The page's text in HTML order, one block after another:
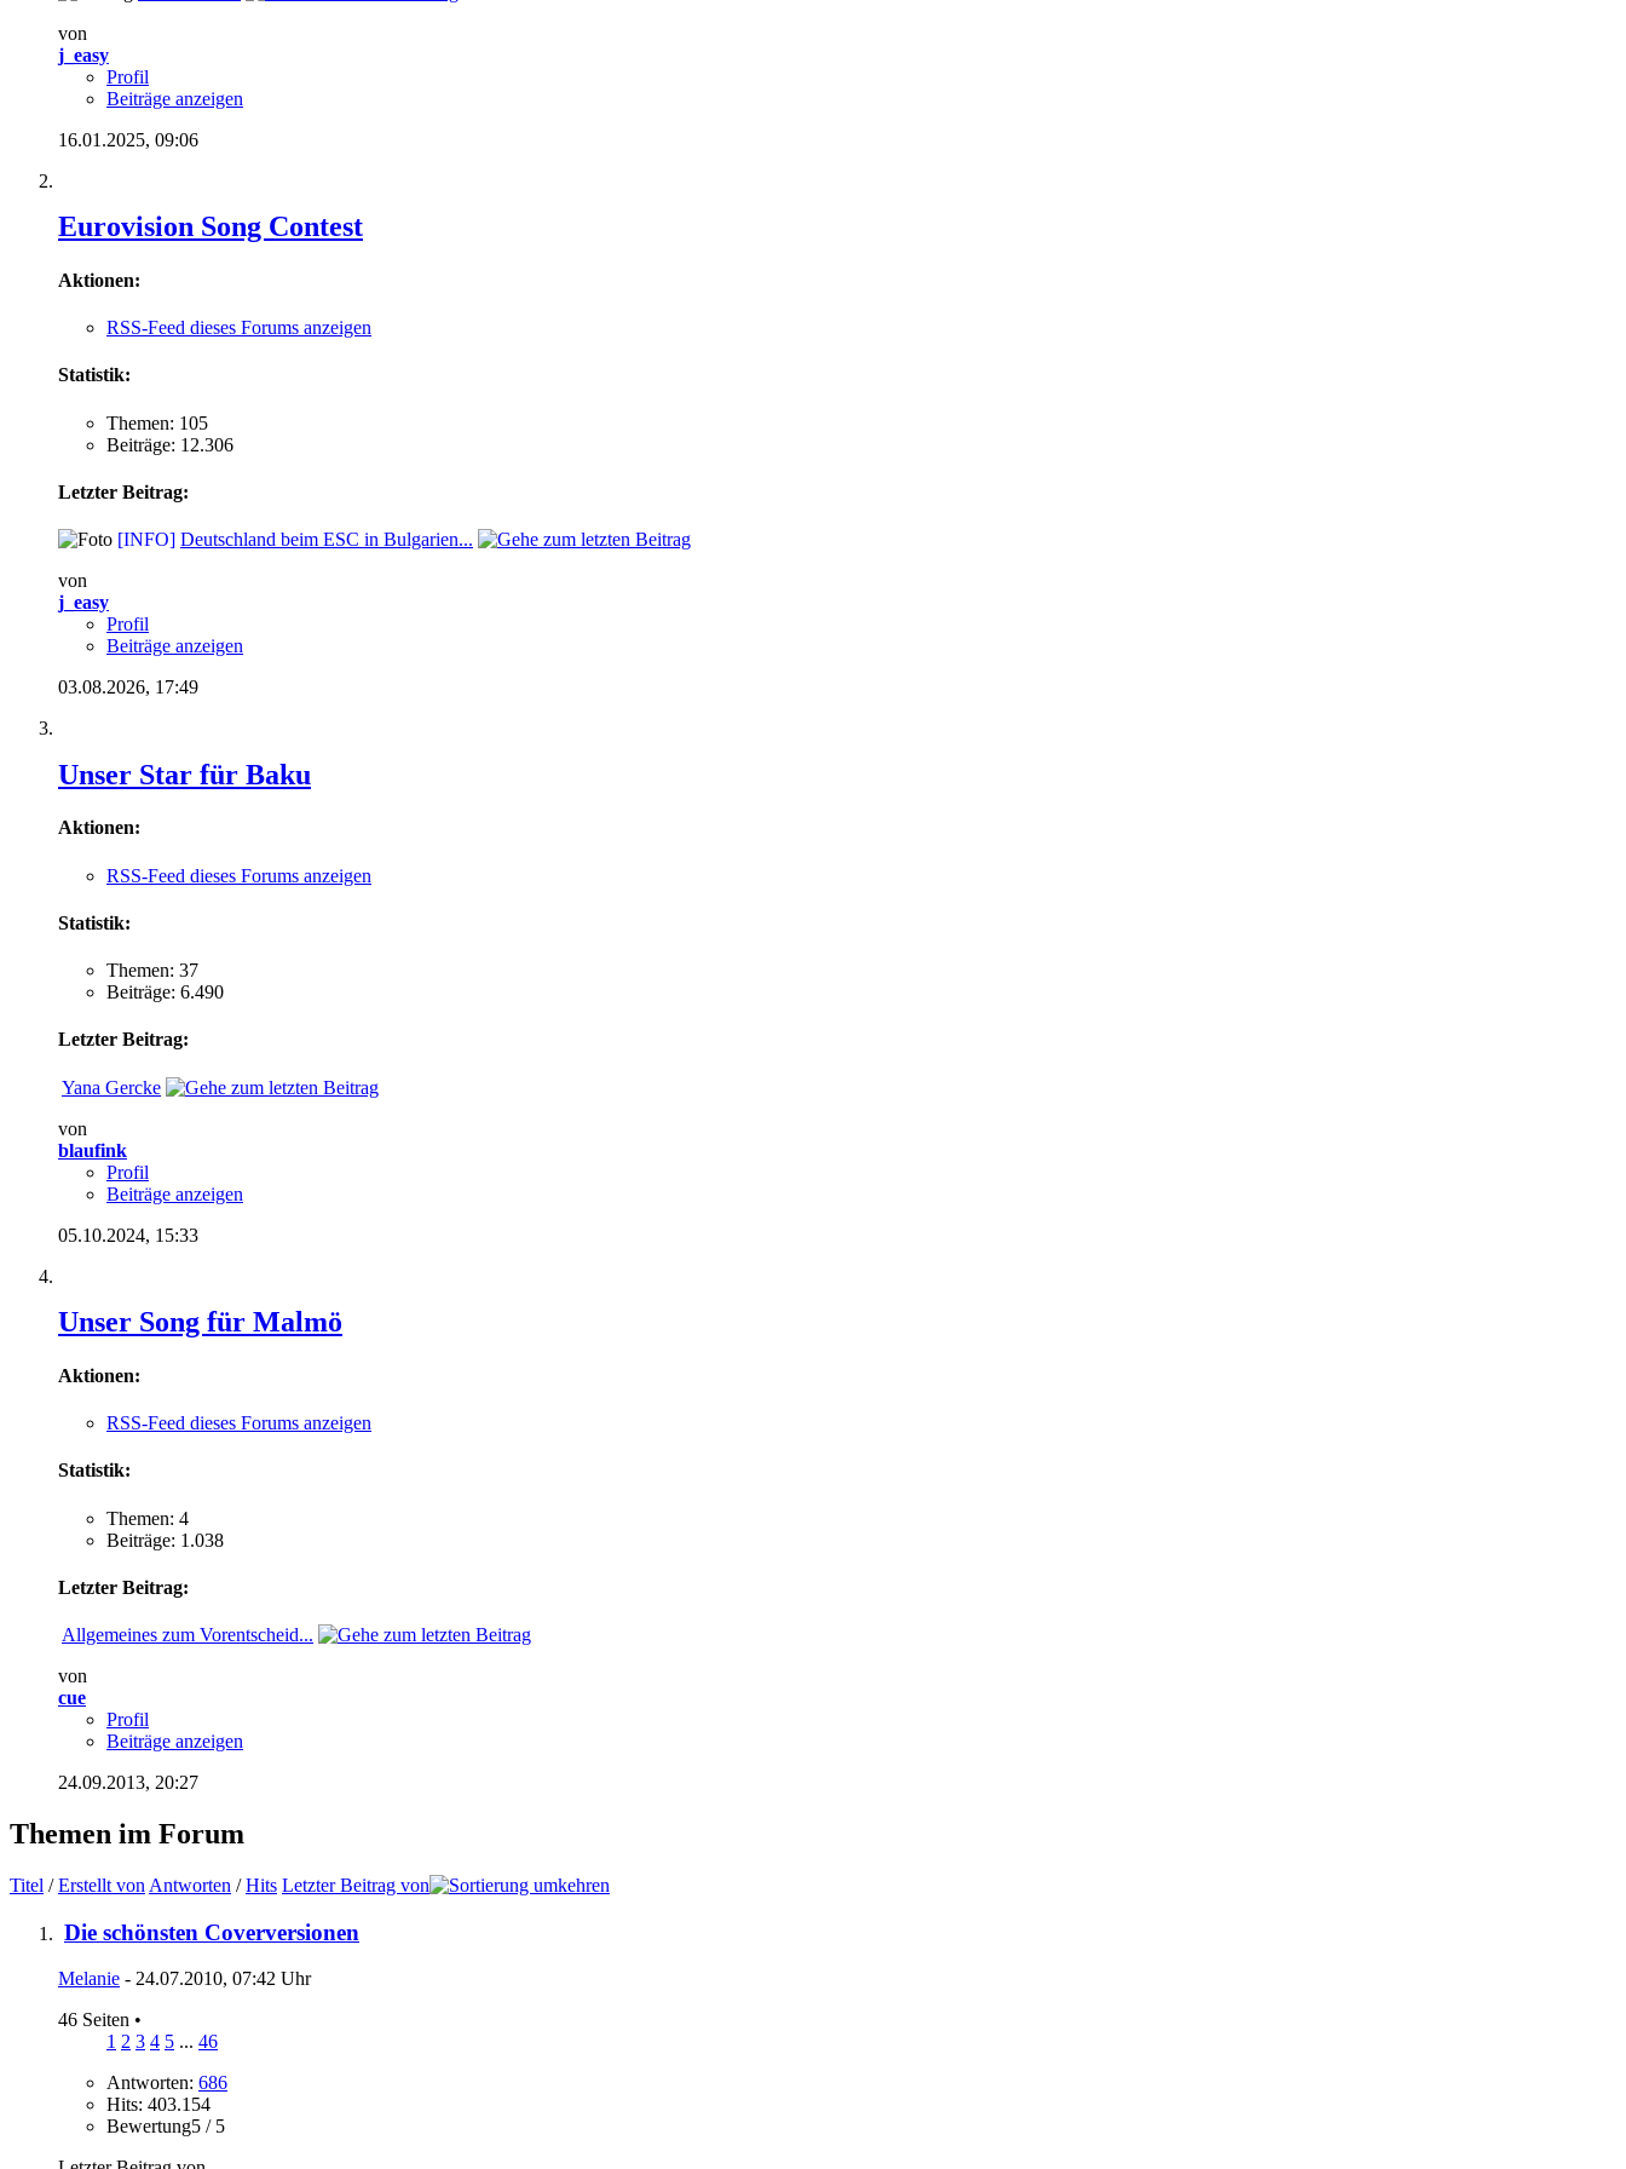
von
j_easy
Profil
Beiträge anzeigen
16.01.2025, 09:06
Eurovision Song Contest
Aktionen:
RSS-Feed dieses Forums anzeigen
Statistik:
Themen: 105
Beiträge: 12.306
Letzter Beitrag:
[INFO] Deutschland beim ESC in Bulgarien...
von
j_easy
Profil
Beiträge anzeigen
03.08.2026, 17:49
Unser Star für Baku
Aktionen:
RSS-Feed dieses Forums anzeigen
Statistik:
Themen: 37
Beiträge: 6.490
Letzter Beitrag:
Yana Gercke
von
blaufink
Profil
Beiträge anzeigen
05.10.2024, 15:33
Unser Song für Malmö
Aktionen:
RSS-Feed dieses Forums anzeigen
Statistik:
Themen: 4
Beiträge: 1.038
Letzter Beitrag:
Allgemeines zum Vorentscheid...
von
cue
Profil
Beiträge anzeigen
24.09.2013, 20:27
Themen im Forum
Titel /Erstellt von Antworten /Hits Letzter Beitrag von
Die schönsten Coverversionen
Melanie - 24.07.2010, 07:42 Uhr
46 Seiten •
1 2 3 4 5 ... 46
Antworten: 686
Hits: 403.154
Bewertung5 / 5